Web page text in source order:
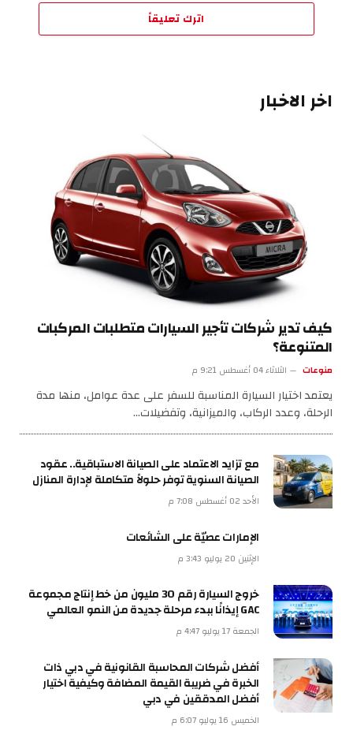
اترك تعليقاً
اخر الاخبار
كيف تدير شركات تأجير السيارات متطلبات المركبات
المتنوعة؟
منوعات الثلاثاء 04 أغسطس 9:21 م
يعتمد اختيار السيارة المناسبة للسفر على عدة عوامل، منها مدة
الرحلة، وعدد الركاب، والميزانية، وتفضيلات…
مع تزايد الاعتماد على الصيانة الاستباقية.. عقود
الصيانة السنوية توفر حلولاً متكاملة لإدارة المنازل
الأحد 02 أغسطس 7:08 م
الإمارات عصيّة على الشائعات
الإثنين 20 يوليو 3:43 م
خروج السيارة رقم 30 مليون من خط إنتاج مجموعة
GAC إيذانًا ببدء مرحلة جديدة من النمو العالمي
الجمعة 17 يوليو 4:47 م
أفضل شركات المحاسبة القانونية في دبي ذات
الخبرة في ضريبة القيمة المضافة وكيفية اختيار
أفضل المدققين في دبي
الخميس 16 يوليو 6:07 م